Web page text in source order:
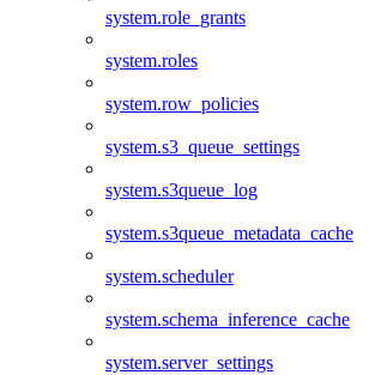
system.role_grants
system.roles
system.row_policies
system.s3_queue_settings
system.s3queue_log
system.s3queue_metadata_cache
system.scheduler
system.schema_inference_cache
system.server_settings